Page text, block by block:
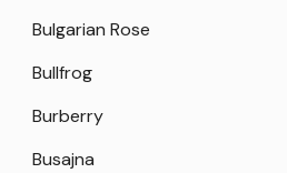
Bulgarian Rose
Bullfrog
Burberry
Busajna